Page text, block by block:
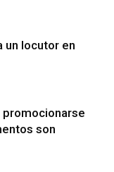
un locutor en
son